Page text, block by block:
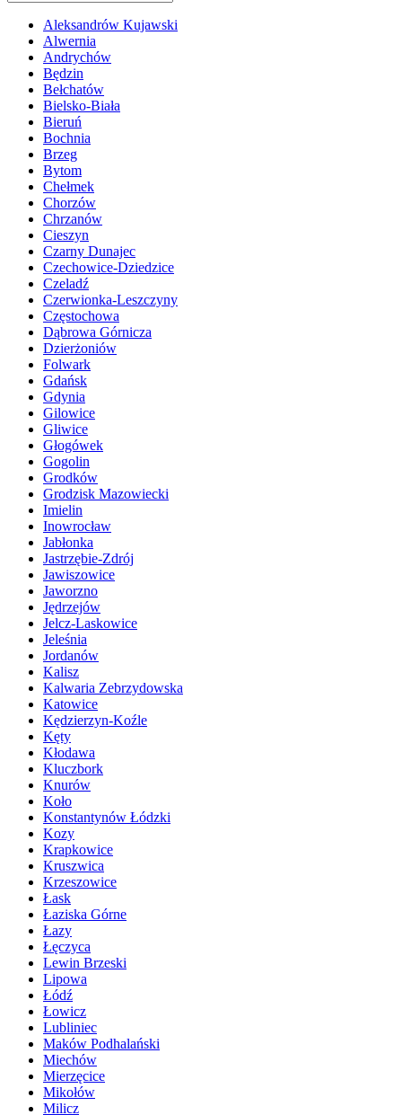
Aleksandrów Kujawski
Alwernia
Andrychów
Będzin
Bełchatów
Bielsko-Biała
Bieruń
Bochnia
Brzeg
Bytom
Chełmek
Chorzów
Chrzanów
Cieszyn
Czarny Dunajec
Czechowice-Dziedzice
Czeladź
Czerwionka-Leszczyny
Częstochowa
Dąbrowa Górnicza
Dzierżoniów
Folwark
Gdańsk
Gdynia
Gilowice
Gliwice
Głogówek
Gogolin
Grodków
Grodzisk Mazowiecki
Imielin
Inowrocław
Jabłonka
Jastrzębie-Zdrój
Jawiszowice
Jaworzno
Jędrzejów
Jelcz-Laskowice
Jeleśnia
Jordanów
Kalisz
Kalwaria Zebrzydowska
Katowice
Kędzierzyn-Koźle
Kęty
Kłodawa
Kluczbork
Knurów
Koło
Konstantynów Łódzki
Kozy
Krapkowice
Kruszwica
Krzeszowice
Łask
Łaziska Górne
Łazy
Łęczyca
Lewin Brzeski
Lipowa
Łódź
Łowicz
Lubliniec
Maków Podhalański
Miechów
Mierzęcice
Mikołów
Milicz